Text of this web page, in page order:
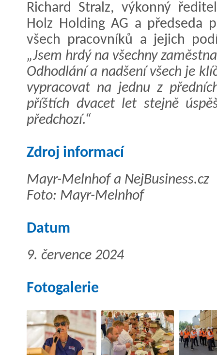
Richard Stralz, výkonný
Holz Holding AG a předseda
všech pracovníků a jejich
„Jsem hrdý na všechny
Odhodlání a nadšení všech je
vypracovat na jednu z
příštích dvacet let stejně
předchozí.“
Zdroj informací
Mayr-Melnhof a NejBusiness.cz
Foto: Mayr-Melnhof
Datum
9. července 2024
Fotogalerie